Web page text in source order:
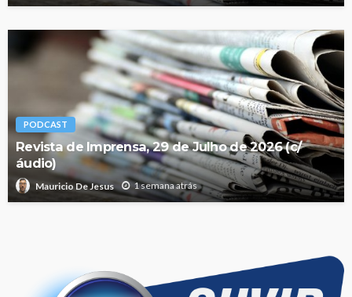
PODCAST
Revista de Imprensa, 29 de Julho de 2026 (c/
áudio)
Mauricio De Jesus 1 semana atrás